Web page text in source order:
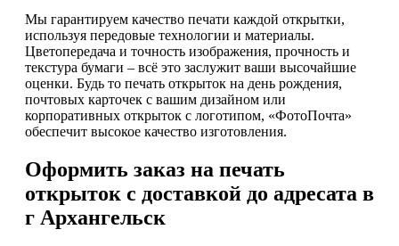
Мы гарантируем качество печати каждой открытки,
используя передовые технологии и материалы.
Цветопередача и точность изображения, прочность и
текстура бумаги – всё это заслужит ваши высочайшие
оценки. Будь то печать открыток на день рождения,
почтовых карточек с вашим дизайном или
корпоративных открыток с логотипом, «ФотоПочта»
обеспечит высокое качество изготовления.
Оформить заказ на печать
открыток с доставкой до адресата в
г Архангельск